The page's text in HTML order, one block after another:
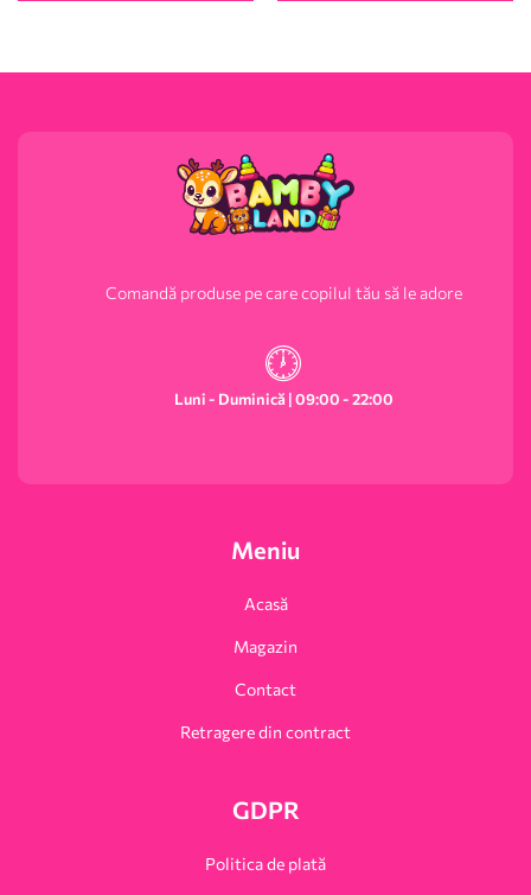
Comandă produse pe care copilul tău să le adore
Luni - Duminică | 09:00 - 22:00
Meniu
Acasă
Magazin
Contact
Retragere din contract
GDPR
Politica de plată